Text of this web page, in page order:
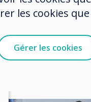
les cookies
Gérer les cookies